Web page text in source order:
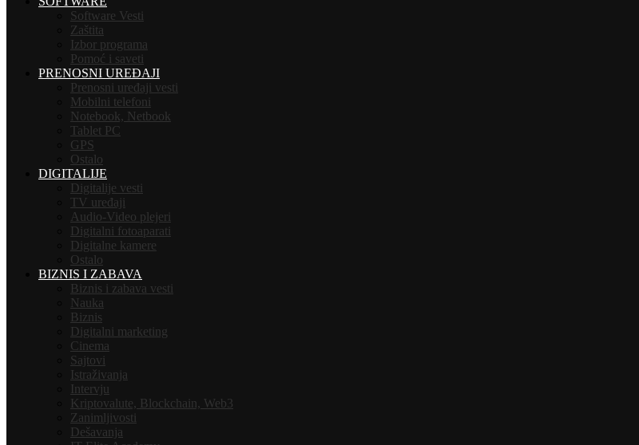
Software Vesti
Zaštita
Izbor programa
Pomoć i saveti
PRENOSNI UREĐAJI
Prenosni uređaji vesti
Mobilni telefoni
Notebook, Netbook
Tablet PC
GPS
Ostalo
DIGITALIJE
Digitalije vesti
TV uređaji
Audio-Video plejeri
Digitalni fotoaparati
Digitalne kamere
Ostalo
BIZNIS I ZABAVA
Biznis i zabava vesti
Nauka
Biznis
Digitalni marketing
Cinema
Sajtovi
Istraživanja
Intervju
Kriptovalute, Blockchain, Web3
Zanimljivosti
Dešavanja